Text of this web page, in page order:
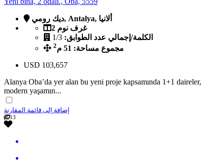
ديك رومي, Antalya, ألانيا
2 غرف نوم
الكلمة/إجمالي عدد الطوابق: 1/3
مجموع مساحة: 51 م
2
USD 103,657
Alanya Oba’da yer alan bu yeni proje kapsamında 1+1 daireler,
modern yaşamın...
إضافة إلى قائمة المقارنة
13